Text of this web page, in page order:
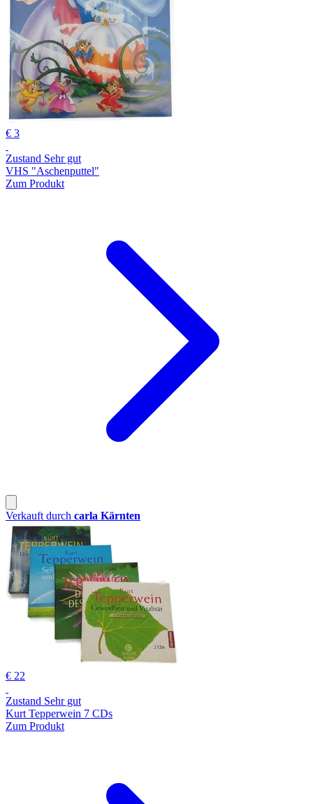
€ 3
Zustand Sehr gut
VHS "Aschenputtel"
Zum Produkt
Verkauft durch carla Kärnten
€ 22
Zustand Sehr gut
Kurt Tepperwein 7 CDs
Zum Produkt